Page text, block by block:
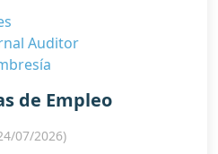
Auditor
de Empleo
07/2026)